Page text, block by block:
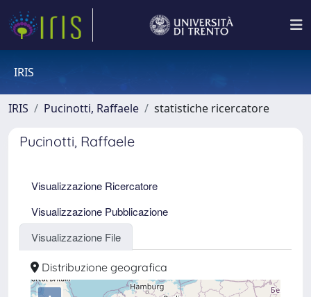
IRIS
IRIS Pucinotti, Raffaele statistiche ricercatore
Pucinotti, Raffaele
Visualizzazione Ricercatore
Visualizzazione Pubblicazione
Visualizzazione File
Distribuzione geografica